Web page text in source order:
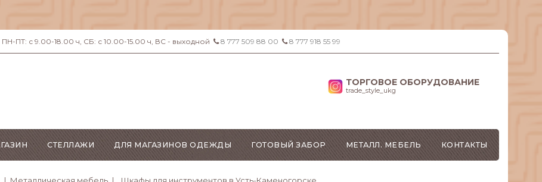
ПТ: с 9.00-18.00 ч, СБ: с 10.00-15.00 ч, ВС - выходной 8 777 509 88 00 8 777 918 55 99
ТОРГОВОЕ ОБОРУДОВАНИЕ
trade_style_ukg
СТЕЛЛАЖИ ДЛЯ МАГАЗИНОВ ОДЕЖДЫ ГОТОВЫЙ ЗАБОР МЕТАЛЛ. МЕБЕЛЬ КОНТАКТЫ